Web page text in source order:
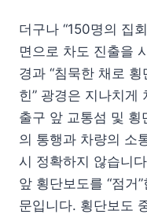
더구나 “150명의 집
면으로 차도 진출을
경과 “침묵한 채로
힌” 광경은 지나치게
출구 앞 교통섬 및 횡
의 통행과 차량의 소
시 정확하지 않습니
앞 횡단보도를 “점거
문입니다. 횡단보도